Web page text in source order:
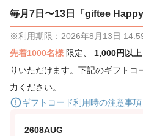
毎月7日〜13日「giftee
※利用期限：2026年8月13日
先着1000名様 限定、 1,000円以上
りいただけます。下記のギフトコ
力ください。
ギフトコード利用時の注意事項
2608AUG